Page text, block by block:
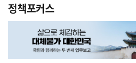
정책포커스